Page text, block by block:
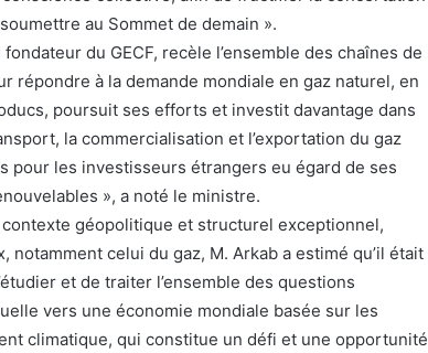
au Sommet de demain ».
du GECF, recèle l’ensemble des chaînes de
répondre à la demande mondiale en gaz naturel, en
poursuit ses efforts et investit davantage dans
la commercialisation et l’exportation du gaz
pour les investisseurs étrangers eu égard de ses
», a noté le ministre.
géopolitique et structurel exceptionnel,
celui du gaz, M. Arkab a estimé qu’il était
et de traiter l’ensemble des questions
vers une économie mondiale basée sur les
climatique, qui constitue un défi et une opportunité